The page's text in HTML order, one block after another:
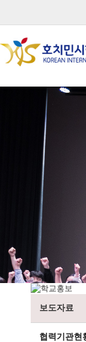
보도자료
협력기관현